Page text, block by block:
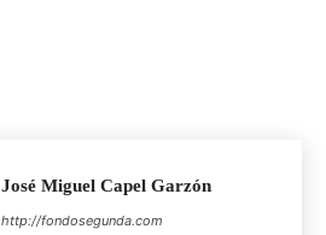
José Miguel Capel Garzón
http://fondosegunda.com